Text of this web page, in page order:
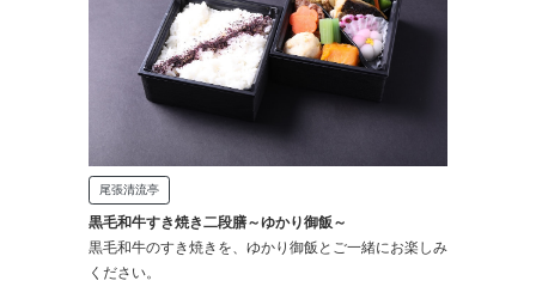
尾張清流亭
黒毛和牛すき焼き二段膳～ゆかり御飯～
黒毛和牛のすき焼きを、ゆかり御飯とご一緒にお楽しみ
ください。